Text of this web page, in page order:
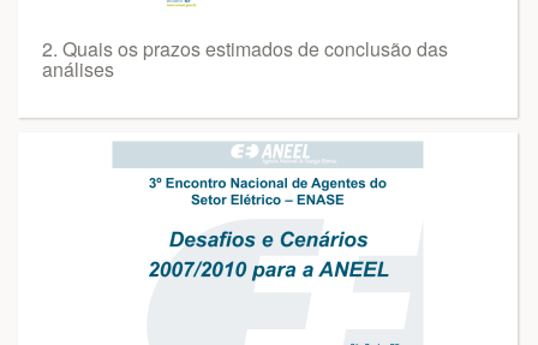
2. Quais os prazos estimados de conclusão das
análises